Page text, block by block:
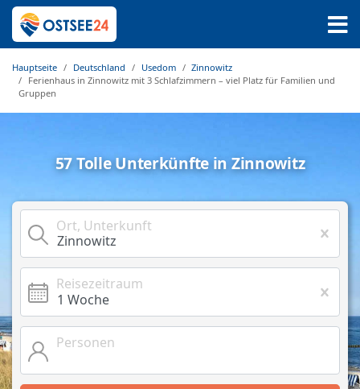
Hauptseite Deutschland Usedom
Zinnowitz
Ferienhaus in Zinnowitz mit 3 Schlafzimmern – viel Platz für Familien und
Gruppen
57 Tolle Unterkünfte in Zinnowitz
Ort, Unterkunft
Reisezeitraum
Personen